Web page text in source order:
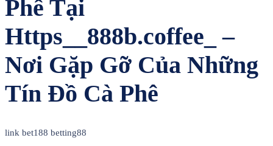
Phê Tại
Https__888b.coffee_ –
Nơi Gặp Gỡ Của Những
Tín Đồ Cà Phê
link bet188 betting88